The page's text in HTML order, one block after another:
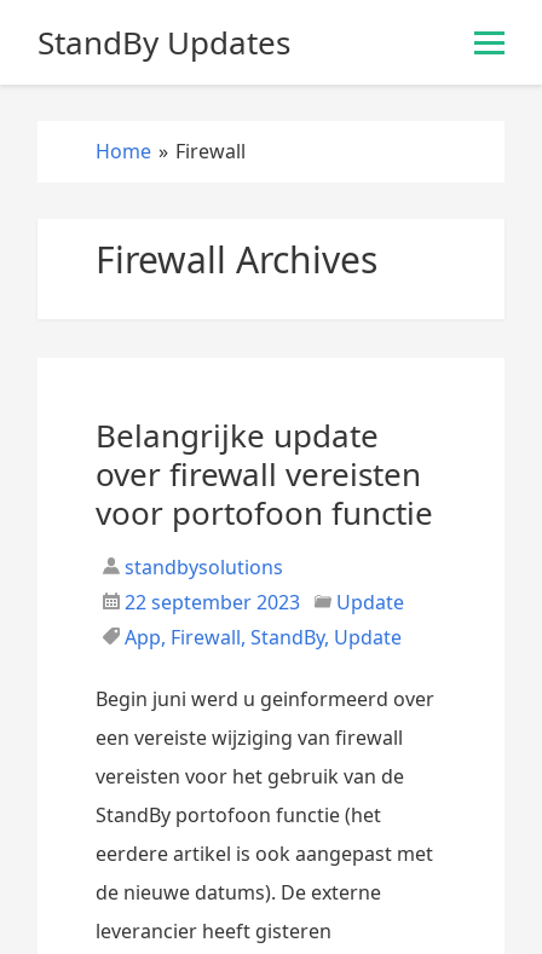
StandBy Updates
Home » Firewall
Firewall Archives
Belangrijke update
over firewall vereisten
voor portofoon functie
standbysolutions
22 september 2023
Update
App, Firewall,StandBy, Update
Begin juni werd u geinformeerd over
een vereiste wijziging van firewall
vereisten voor het gebruik van de
StandBy portofoon functie (het
eerdere artikel is ook aangepast met
de nieuwe datums). De externe
leverancier heeft gisteren